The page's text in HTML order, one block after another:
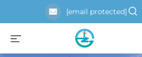
[email protected]